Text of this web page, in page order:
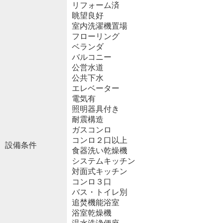
設備条件
リフォーム済
眺望良好
室内洗濯機置場
フローリング
ベランダ
バルコニー
公営水道
公共下水
エレベーター
電気有
照明器具付き
耐震構造
ガスコンロ
コンロ２口以上
食器洗い乾燥機
システムキッチン
対面式キッチン
コンロ３口
バス・トイレ別
追焚機能浴室
浴室乾燥機